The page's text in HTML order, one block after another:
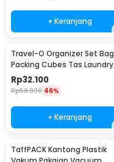
+ Keranjang
Travel-O Organizer Set Bag
Packing Cubes Tas Laundry
Multi Size 6 PCS - BIB-610
Rp32.100
Rp58.900 46%
+ Keranjang
TaffPACK Kantong Plastik